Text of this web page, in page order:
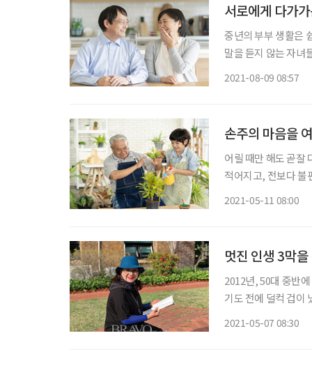
서로에게 다가
중년의 부부 생활은
말을 듣지 않는 자녀
2021-08-09 08:57
손주의 마음을
어릴 때만 해도 곧잘
적어지고, 전보다 불
2021-05-11 08:00
멋진 인생 3막을
2012년, 50대 중반
기도 전에 덜컥 겁이
2021-05-07 08:30